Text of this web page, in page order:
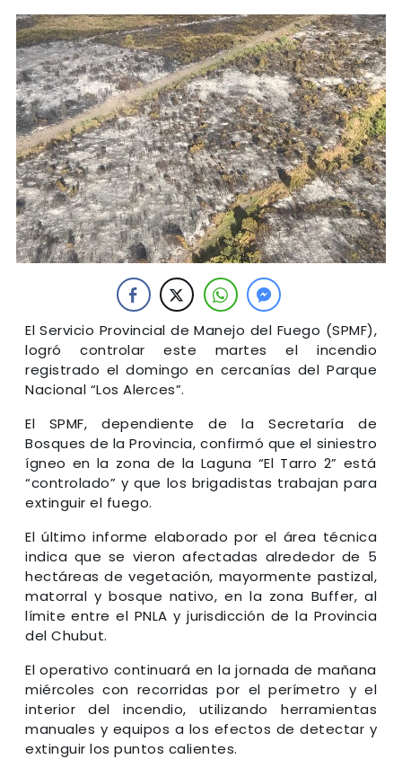
El Servicio Provincial de Manejo del Fuego (SPMF),
logró controlar este martes el incendio
registrado el domingo en cercanías del Parque
Nacional “Los Alerces”.
El SPMF, dependiente de la Secretaría de
Bosques de la Provincia, confirmó que el siniestro
ígneo en la zona de la Laguna “El Tarro 2” está
“controlado” y que los brigadistas trabajan para
extinguir el fuego.
El último informe elaborado por el área técnica
indica que se vieron afectadas alrededor de 5
hectáreas de vegetación, mayormente pastizal,
matorral y bosque nativo, en la zona Buffer, al
límite entre el PNLA y jurisdicción de la Provincia
del Chubut.
El operativo continuará en la jornada de mañana
miércoles con recorridas por el perímetro y el
interior del incendio, utilizando herramientas
manuales y equipos a los efectos de detectar y
extinguir los puntos calientes.